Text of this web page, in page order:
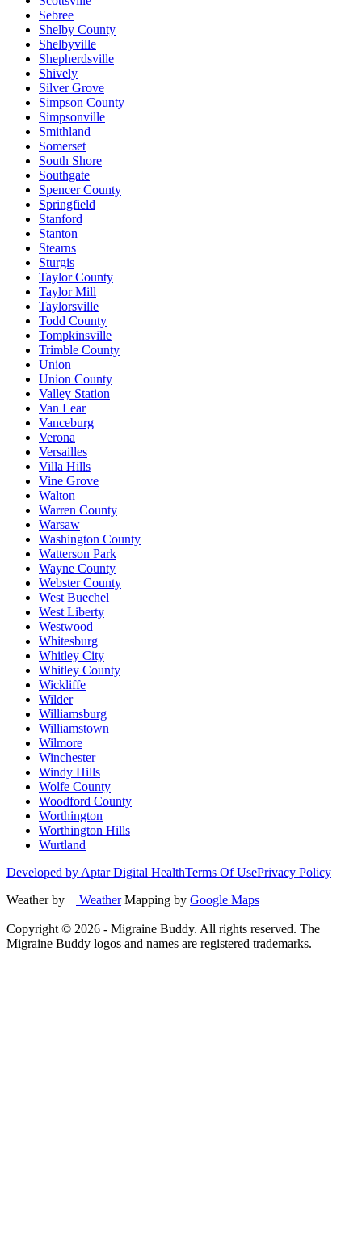
Sebree
Shelby County
Shelbyville
Shepherdsville
Shively
Silver Grove
Simpson County
Simpsonville
Smithland
Somerset
South Shore
Southgate
Spencer County
Springfield
Stanford
Stanton
Stearns
Sturgis
Taylor County
Taylor Mill
Taylorsville
Todd County
Tompkinsville
Trimble County
Union
Union County
Valley Station
Van Lear
Vanceburg
Verona
Versailles
Villa Hills
Vine Grove
Walton
Warren County
Warsaw
Washington County
Watterson Park
Wayne County
Webster County
West Buechel
West Liberty
Westwood
Whitesburg
Whitley City
Whitley County
Wickliffe
Wilder
Williamsburg
Williamstown
Wilmore
Winchester
Windy Hills
Wolfe County
Woodford County
Worthington
Worthington Hills
Wurtland
Developed by Aptar Digital HealthTerms Of UsePrivacy Policy
Weather by
WeatherMapping by Google Maps
Copyright © 2026 - Migraine Buddy. All rights reserved. The
Migraine Buddy logos and names are registered trademarks.